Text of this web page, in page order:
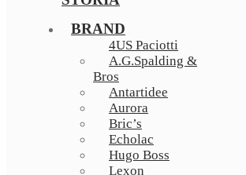
BRAND
4US Paciotti
A.G.Spalding &
Bros
Antartidee
Aurora
Bric’s
Echolac
Hugo Boss
Lexon